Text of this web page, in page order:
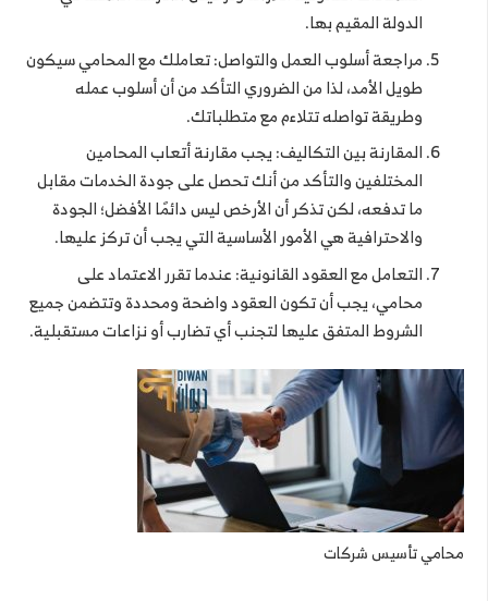
الدولة المقيم بها.
مراجعة أسلوب العمل والتواصل: تعاملك مع المحامي سيكون
طويل الأمد، لذا من الضروري التأكد من أن أسلوب عمله
وطريقة تواصله تتلاءم مع متطلباتك.
المقارنة بين التكاليف: يجب مقارنة أتعاب المحامين
المختلفين والتأكد من أنك تحصل على جودة الخدمات مقابل
ما تدفعه، لكن تذكر أن الأرخص ليس دائمًا الأفضل؛ الجودة
والاحترافية هي الأمور الأساسية التي يجب أن تركز عليها.
التعامل مع العقود القانونية: عندما تقرر الاعتماد على
محامي، يجب أن تكون العقود واضحة ومحددة وتتضمن جميع
الشروط المتفق عليها لتجنب أي تضارب أو نزاعات مستقبلية.
محامي تأسيس شركات